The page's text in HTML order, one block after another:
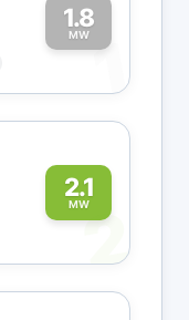
1.8
MW1
2.1
MW
2